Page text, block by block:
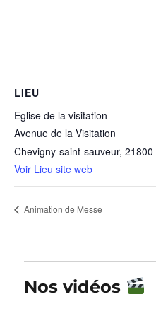
LIEU
Eglise de la visitation
Avenue de la Visitation
Chevigny-saint-sauveur, 21800
Voir Lieu site web
Animation de Messe
Nos vidéos